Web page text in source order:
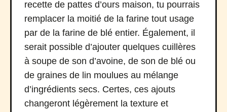
recette de pattes d’ours maison, tu pourrais
remplacer la moitié de la farine tout usage
par de la farine de blé entier. Également, il
serait possible d’ajouter quelques cuillères
à soupe de son d’avoine, de son de blé ou
de graines de lin moulues au mélange
d’ingrédients secs. Certes, ces ajouts
changeront légèrement la texture et